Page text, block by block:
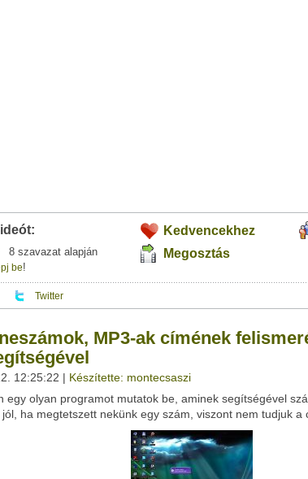
8 szavazat alapján
be!
Kedvencekhez
Megosztás
Twitter
használhatod a saját leveleződet,vagyezt a felületet:
címe:
még nem tartozik egy klubhoz sem.
időd,nézz szét meglévő klubjaink között!
MP3-ak címének
12:25:22 | Készítette: montecsaszi
egy olyan programot mutatok be, aminek segítségével
ha megtetszett nekünk egy szám, viszont nem tudjuk a